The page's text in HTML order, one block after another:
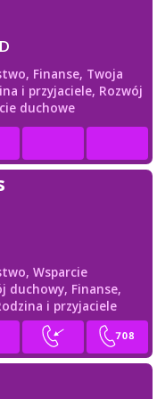
Finanse, Twoja
i przyjaciele, Rozwój
duchowe
Wsparcie
duchowy, Finanse,
i przyjaciele